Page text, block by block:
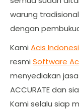
warung
dengan
Kami Acis
resmi Software
menyediakan
ACCURATE dan
Kami selalu siap